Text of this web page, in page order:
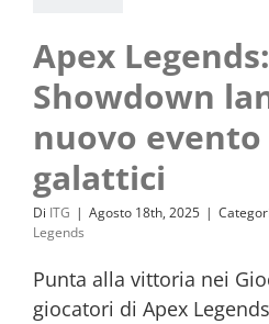
Apex Legends:
Showdown
nuovo evento
galattici
Di ITG | Agosto 18th, 2025 |
Legends
Punta alla vittoria nei
giocatori di Apex